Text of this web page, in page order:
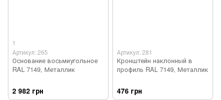
1
Артикул: 265
Основание восьмиугольное
RAL 7149, Металлик
2 982 грн
Артикул: 281
Кронштейн наклонный в
профиль RAL 7149, Металлик
476 грн